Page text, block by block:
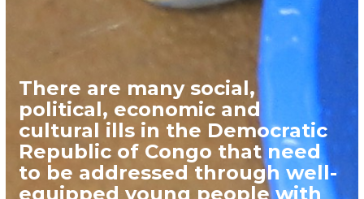
There are many social,
political, economic and
cultural ills in the Democratic
Republic of Congo that need
to be addressed through well-
equipped young people with